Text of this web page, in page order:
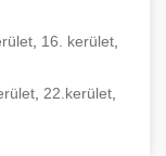
16. kerület
22.kerület